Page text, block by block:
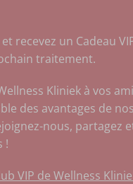
recevez un Cadeau
traitement.
Kliniek à vos
des avantages de
nous, partagez
!
VIP de Wellness